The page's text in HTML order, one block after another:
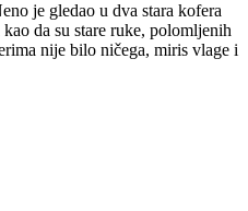
je gledao u dva stara kofera
da su stare ruke, polomljenih
nije bilo ničega, miris vlage i